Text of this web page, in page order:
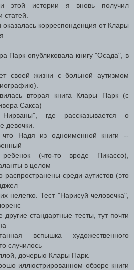
этой истории я вновь получил
корреспонденция от Клары
Парк опубликовала книгу "Осада", в
своей жизни с больной аутизмом
вторая книга Клары Парк (с
Сакса)
где рассказывается о
девочки.
Надя из одноименной книги --
(что-то вроде Пикассо),
в целом
распространены среди аутистов (это
нелегко. Тест "Нарисуй человечка",
стандартные тесты, тут почти
вспышка художественного
случилось
дочерью Клары Парк.
иллюстрированном обзоре книги